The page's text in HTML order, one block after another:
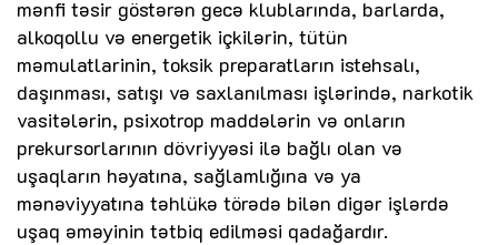
mənfi təsir göstərən gecə klublarında, barlarda,
alkoqollu və energetik içkilərin, tütün
məmulatlarinin, toksik preparatların istehsalı,
daşınması, satışı və saxlanılması işlərində, narkotik
vasitələrin, psixotrop maddələrin və onların
prekursorlarının dövriyyəsi ilə bağlı olan və
uşaqların həyatına, sağlamlığına və ya
mənəviyyatına təhlükə törədə bilən digər işlərdə
uşaq əməyinin tətbiq edilməsi qadağardır.